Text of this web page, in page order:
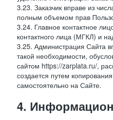
3.23. Заказчик вправе из
полным объемом прав
3.24. Главное контактное
контактного лица (МГКЛ) и
3.25. Администрация Сайта
такой необходимости,
сайтом https://zarplata.ru/,
создается путем
самостоятельно на Сайте.
4.